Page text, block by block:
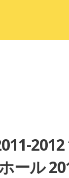
2012
ール